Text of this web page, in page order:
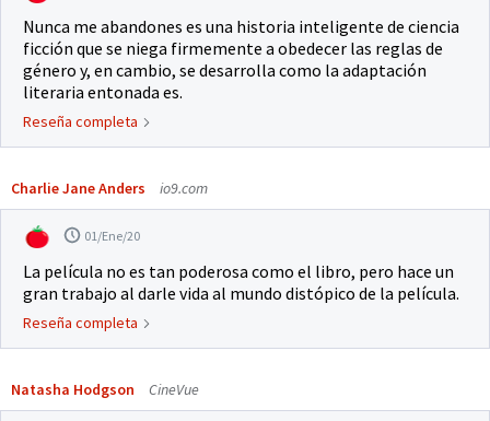
Nunca me abandones es una historia inteligente de ciencia
ficción que se niega firmemente a obedecer las reglas de
género y, en cambio, se desarrolla como la adaptación
literaria entonada es.
Reseña completa
Charlie Jane Anders io9.com
01/Ene/20
La película no es tan poderosa como el libro, pero hace un
gran trabajo al darle vida al mundo distópico de la película.
Reseña completa
Natasha Hodgson CineVue